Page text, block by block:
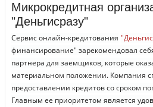
Микрокредитная
"Деньгисразу"
Сервис онлайн-кредитования
финансирование" зарекомендовал
партнера для заемщиков, которые
материальном положении. Компания
предоставлении кредитов со сроком
Главным ее приоритетом является